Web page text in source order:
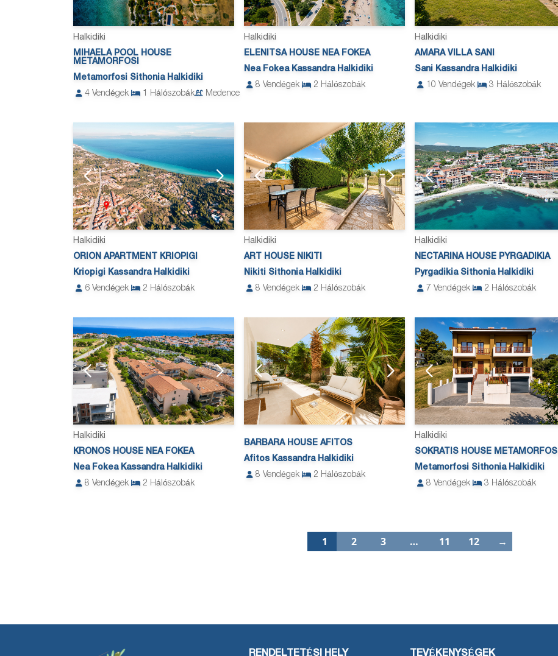
Halkidiki
MIHAELA POOL HOUSE
METAMORFOSI
Metamorfosi Sithonia Halkidiki
4 Vendégek Hálószobák Medence
Halkidiki
ELENITSA HOUSE NEA FOKEA
Nea Fokea Kassandra Halkidiki
8 Vendégek 2 Hálószobák
Halkidiki
AMARA VILLA SANI
Sani Kassandra Halkidiki
10 Vendégek 3 Hálószobák
Halkidiki
ORION APARTMENT KRIOPIGI
Kriopigi Kassandra Halkidiki
6 Vendégek 2 Hálószobák
Halkidiki
ART HOUSE NIKITI
Nikiti Sithonia Halkidiki
8 Vendégek 2 Hálószobák
Halkidiki
NECTARINA HOUSE PYRGADIKIA
Pyrgadikia Sithonia Halkidiki
7 Vendégek 2 Hálószobák
Halkidiki
KRONOS HOUSE NEA FOKEA
Nea Fokea Kassandra Halkidiki
8 Vendégek 2 Hálószobák
BARBARA HOUSE AFITOS
Afitos Kassandra Halkidiki
8 Vendégek 2 Hálószobák
Halkidiki
SOKRATIS HOUSE METAMORFOSI
Metamorfosi Sithonia Halkidiki
8 Vendégek 3 Hálószobák
1 2 3 … 11 12 →
RENDELTETÉSI HELY TEVÉKENYSÉGEK